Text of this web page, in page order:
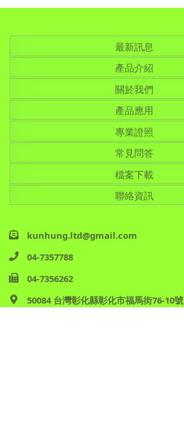
kunhung.ltd@gmail.com
04-7357788
04-7356262
50084 台灣彰化縣彰化市福馬街76-10號
最新訊息
產品介紹
關於我們
產品應用
專業證照
常見問答
檔案下載
聯絡資訊